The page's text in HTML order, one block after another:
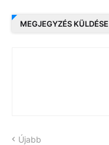
MEGJEGYZÉS KÜLDÉSE
Újabb